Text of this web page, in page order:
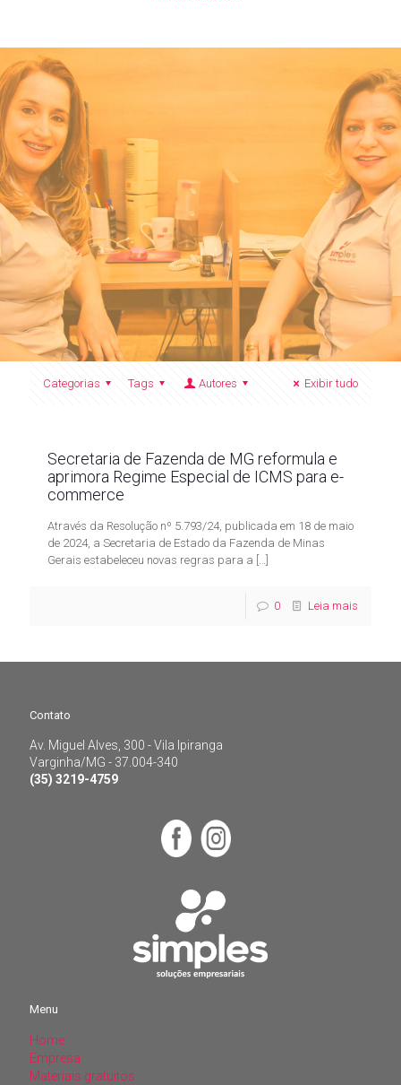
Categorias Tags Autores Exibir tudo
Secretaria de Fazenda de MG reformula e
aprimora Regime Especial de ICMS para e-
commerce
Através da Resolução nº 5.793/24, publicada em 18 de maio
de 2024, a Secretaria de Estado da Fazenda de Minas
Gerais estabeleceu novas regras para a […]
0 Leia mais
Varginha/MG - 37.004-340
Menu
Contato
Av. Miguel Alves, 300 - Vila Ipiranga
Varginha/MG - 37.004-340
(35) 3219-4759
Menu
Home
Empresa
Materiais gratuitos